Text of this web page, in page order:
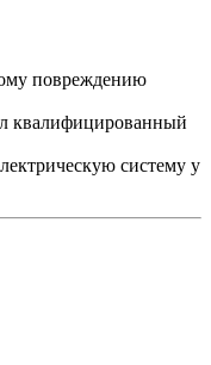
повреждению
квалифицированный
систему у